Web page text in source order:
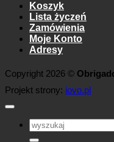
Koszyk
Lista życzeń
Zamówienia
Moje Konto
Adresy
Copyright 2026 ©
Projekt strony: iovo.pl
Szukaj: